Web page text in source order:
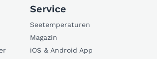
Service
Seetemperaturen
Magazin
iOS & Android App